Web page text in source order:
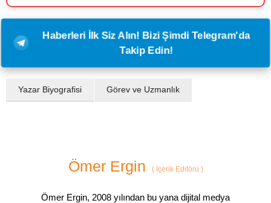
Haberleri İlk Siz Alın! Bizi Şimdi Telegram'da
Takip Edin!
Yazar Biyografisi Görev ve Uzmanlık
Ömer Ergin (İçerik Editörü )
Ömer Ergin, 2008 yılından bu yana dijital medya